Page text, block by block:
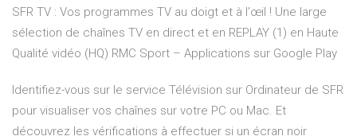
SFR TV : Vos programmes TV au doigt et à l’œil ! Une large
sélection de chaînes TV en direct et en REPLAY (1) en Haute
Qualité vidéo (HQ) RMC Sport – Applications sur Google Play
Identifiez-vous sur le service Télévision sur Ordinateur de SFR
pour visualiser vos chaînes sur votre PC ou Mac. Et
découvrez les vérifications à effectuer si un écran noir